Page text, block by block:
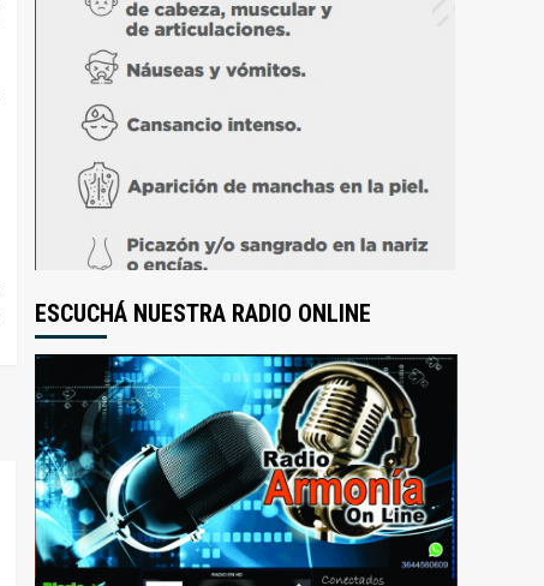
ESCUCHÁ NUESTRA RADIO ONLINE